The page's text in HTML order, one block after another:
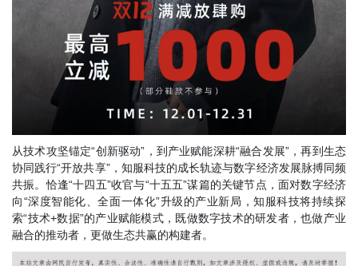
从技术攻坚锚定“创新驱动”，到产业赋能深耕“融合发展”，再到生态
协同践行“开放共享”，知服科技的成长轨迹与数字经济发展脉搏同频
共振。恰逢“十四五”收官与“十五五”谋篇的关键节点，面对数字经济
向“深度智能化、全面一体化”升级的产业新局，知服科技将持续探
索“技术+数据”的产业赋能模式，既做数字技术的研发者，也做产业
融合的推动者，更做生态共赢的构建者。